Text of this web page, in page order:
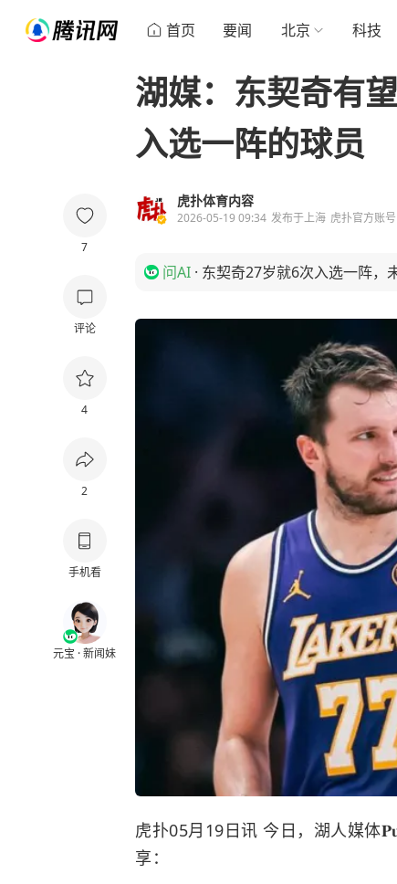
首页 要闻 北京 科技
7
评论
4
2
手机看
元宝 · 新闻妹
湖媒：东契奇有
入选一阵的球员
虎扑体育内容
2026-05-19 09:34 发布于上海 虎扑官方账号
问AI · 东契奇27岁就6次入选一阵，
虎扑05月19日讯 今日， 湖人媒体
享：